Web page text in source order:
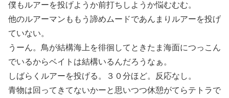
僕もルアーを投げようか前打ちしようか悩むむむ。
他のルアーマンももう諦めムードであんまりルアーを投げ
ていない。
うーん。鳥が結構海上を徘徊してときたま海面につっこん
でいるからベイトは結構いるんだろうなぁ。
しばらくルアーを投げる。３０分ほど。反応なし。
青物は回ってきてないかーと思いつつ休憩がてらテトラで